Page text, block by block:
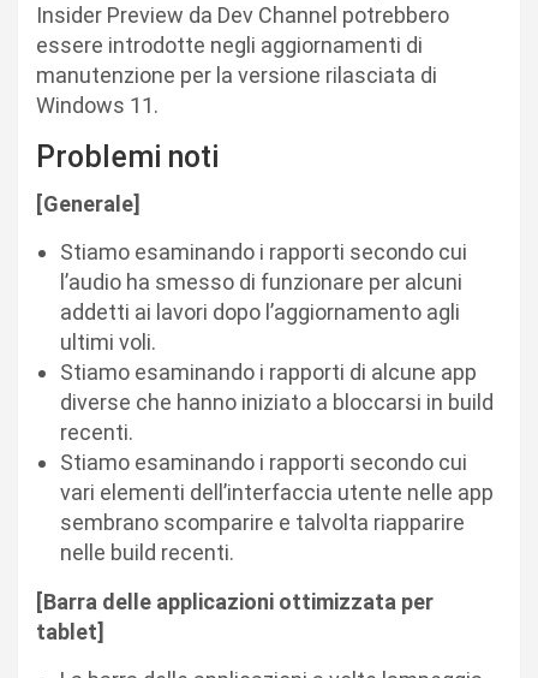
Insider Preview da Dev Channel potrebbero
essere introdotte negli aggiornamenti di
manutenzione per la versione rilasciata di
Windows 11.
Problemi noti
[Generale]​
Stiamo esaminando i rapporti secondo cui
l’audio ha smesso di funzionare per alcuni
addetti ai lavori dopo l’aggiornamento agli
ultimi voli.
Stiamo esaminando i rapporti di alcune app
diverse che hanno iniziato a bloccarsi in build
recenti.
Stiamo esaminando i rapporti secondo cui
vari elementi dell’interfaccia utente nelle app
sembrano scomparire e talvolta riapparire
nelle build recenti.
[Barra delle applicazioni ottimizzata per
tablet]​